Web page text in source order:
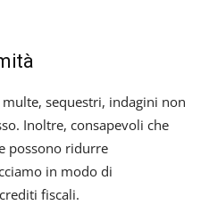
sequestri, indagini non
Inoltre, consapevoli che
possono ridurre
in modo di
fiscali.